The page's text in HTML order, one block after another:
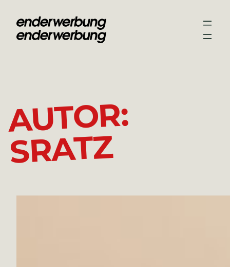
Inhalt
springen
AUTOR:
SRATZ